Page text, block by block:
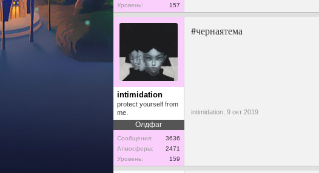
Уровень: 157
intimidation
protect yourself from
me.
Олдфаг
Сообщения:
3636
Атмосферы:
2471
Уровень:
159
#чернаятема
intimidation, 9 окт 2019